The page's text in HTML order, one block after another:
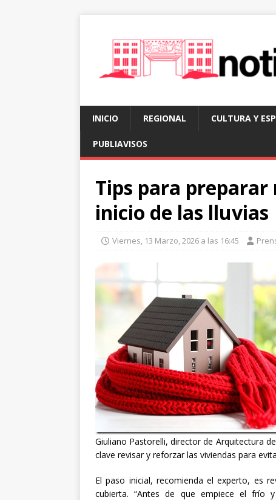
INICIO REGIONAL CULTURA Y
PUBLIAVISOS
Tips para preparar
inicio de las lluvias
Viernes, 13 Marzo, 2026 a las 16:45
Giuliano Pastorelli, director de Arquitectura
clave revisar y reforzar las viviendas para
El paso inicial, recomienda el experto, es
cubierta. “Antes de que empiece el frío